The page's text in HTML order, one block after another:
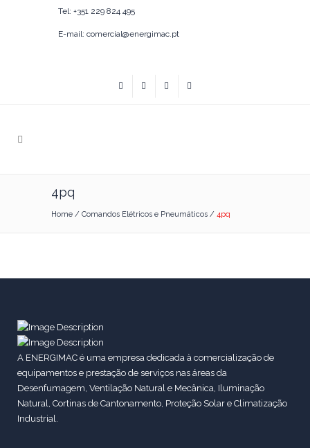
Tel: +351 229 824 495
E-mail: comercial@energimac.pt
4pq
Home / Comandos Elétricos e Pneumáticos / 4pq
A ENERGIMAC é uma empresa dedicada à comercialização de
equipamentos e prestação de serviços nas áreas da
Desenfumagem, Ventilação Natural e Mecânica, Iluminação
Natural, Cortinas de Cantonamento, Proteção Solar e Climatização
Industrial.